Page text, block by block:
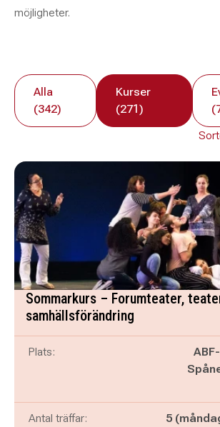
möjligheter.
Alla
(342)
Kurser
(271)
Sommarkurs – Forumteater,
samhällsförändring
Plats:
Antal träffar:
5